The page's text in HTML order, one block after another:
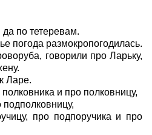
по тетеревам.
погода размокропогодилась.
говорили про Ларьку,
Ларе.
и про полковницу,
про подпоручика и про